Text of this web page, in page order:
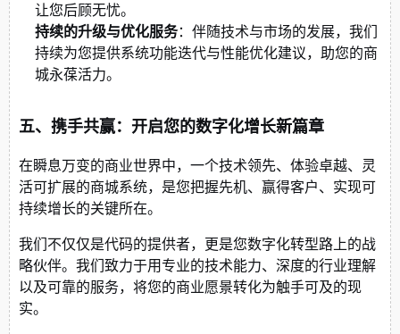
让您后顾无忧。
持续的升级与优化服务：伴随技术与市场的发展，我们
持续为您提供系统功能迭代与性能优化建议，助您的商
城永葆活力。
五、携手共赢：开启您的数字化增长新篇章
在瞬息万变的商业世界中，一个技术领先、体验卓越、灵
活可扩展的商城系统，是您把握先机、赢得客户、实现可
持续增长的关键所在。
我们不仅仅是代码的提供者，更是您数字化转型路上的战
略伙伴。我们致力于用专业的技术能力、深度的行业理解
以及可靠的服务，将您的商业愿景转化为触手可及的现
实。